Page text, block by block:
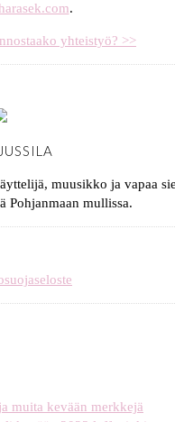
.
yhteistyö? >>
muusikko ja vapaa
Pohjanmaan mullissa.
muita kevään merkkejä